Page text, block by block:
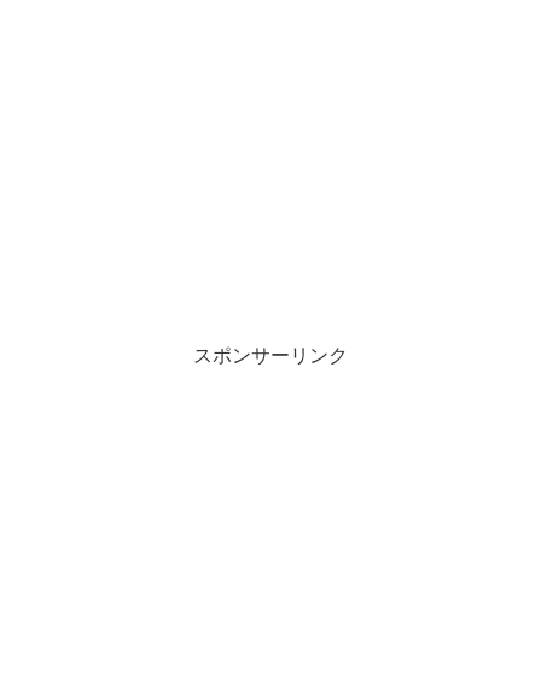
スポンサーリンク